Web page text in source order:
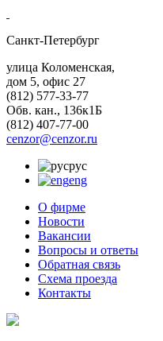
Санкт-Петербург
улица Коломенская,
дом 5, офис 27
(812) 577-33-77
Обв. кан., 136к1Б
(812) 407-77-00
cenzor@cenzor.ru
рус
eng
О фирме
Новости
Вакансии
Вопросы и ответы
Обратная связь
Схема проезда
Контакты